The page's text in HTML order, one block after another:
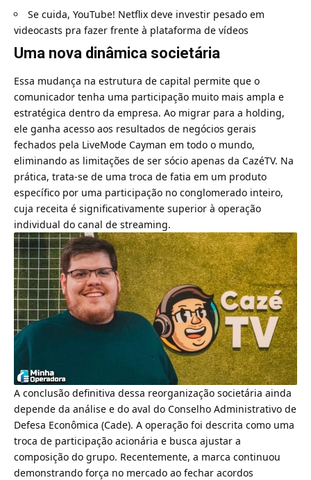
Se cuida, YouTube! Netflix deve investir pesado em
videocasts pra fazer frente à plataforma de vídeos
Uma nova dinâmica societária
Essa mudança na estrutura de capital permite que o
comunicador tenha uma participação muito mais ampla e
estratégica dentro da empresa. Ao migrar para a holding,
ele ganha acesso aos resultados de negócios gerais
fechados pela LiveMode Cayman em todo o mundo,
eliminando as limitações de ser sócio apenas da CazéTV. Na
prática, trata-se de uma troca de fatia em um produto
específico por uma participação no conglomerado inteiro,
cuja receita é significativamente superior à operação
individual do canal de streaming.
A conclusão definitiva dessa reorganização societária ainda
depende da análise e do aval do Conselho Administrativo de
Defesa Econômica (Cade). A operação foi descrita como uma
troca de participação acionária e busca ajustar a
composição do grupo. Recentemente, a marca continuou
demonstrando força no mercado ao fechar acordos